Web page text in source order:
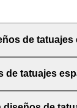
de tatuajes
de tatuajes